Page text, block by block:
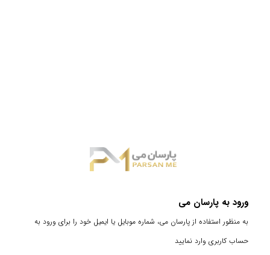
ورود به پارسان می
به منظور استفاده از پارسان می، شماره موبایل یا ایمیل خود را برای ورود به
حساب کاربری وارد نمایید